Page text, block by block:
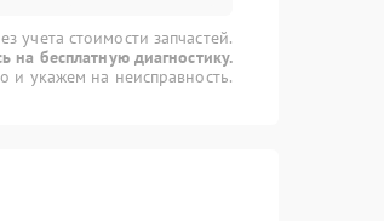
учета стоимости запчастей.
на бесплатную диагностику.
и укажем на неисправность.